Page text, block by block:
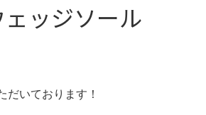
ェッジソール
だいております！